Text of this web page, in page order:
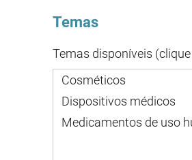
Temas
Temas disponíveis
Cosméticos
Dispositivos médicos
Medicamentos de uso